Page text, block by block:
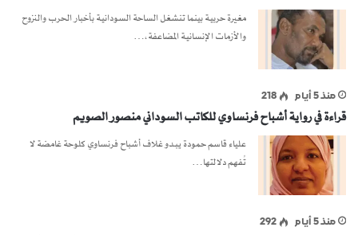
مغيرة حربية بينما تنشغل الساحة السودانية بأخبار الحرب والنزوح
والأزمات الإنسانية المضاعفة،…
منذ 5 أيام 218
قراءة في رواية أشباح فرنساوي للكاتب السوداني منصور الصويم
علياء قاسم حمودة يبدو غلاف أشباح فرنساوي كلوحة غامضة لا
تُفهم دلالتها…
منذ 5 أيام 292